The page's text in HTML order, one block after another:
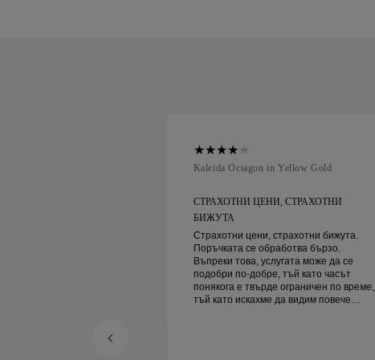
Kaleida Octagon in Yellow Gold
СТРАХОТНИ ЦЕНИ, СТРАХОТНИ
БИЖУТА
Страхотни цени, страхотни бижута.
Поръчката се обработва бързо.
Въпреки това, услугата може да се
подобри по-добре, тъй като часът
понякога е твърде ограничен по време,
тъй като искахме да видим повече